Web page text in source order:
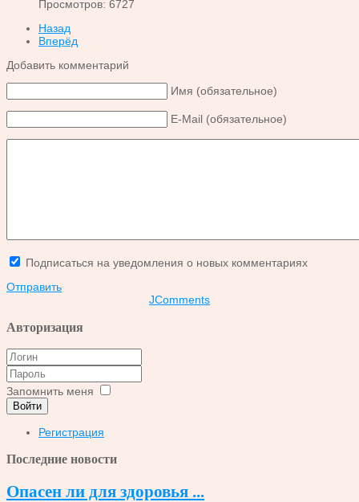
Просмотров: 6727
Назад
Вперёд
Добавить комментарий
Имя (обязательное)
E-Mail (обязательное)
Подписаться на уведомления о новых комментариях
Отправить
JComments
Авторизация
Запомнить меня
Войти
Регистрация
Последние новости
Опасен ли для здоровья ...